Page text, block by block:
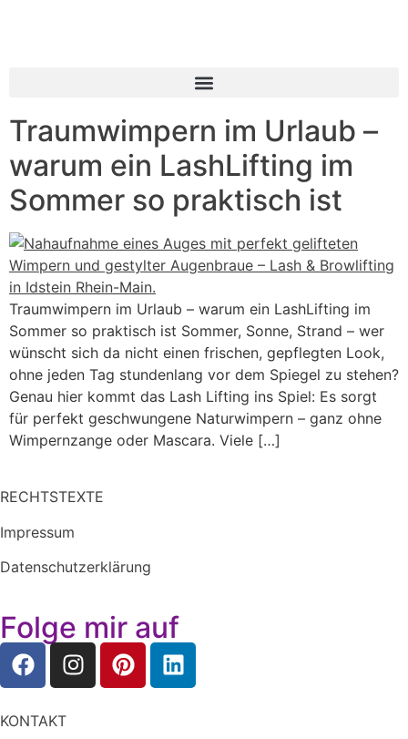
Traumwimpern im Urlaub –
warum ein LashLifting im
Sommer so praktisch ist
Traumwimpern im Urlaub – warum ein LashLifting im
Sommer so praktisch ist Sommer, Sonne, Strand – wer
wünscht sich da nicht einen frischen, gepflegten Look,
ohne jeden Tag stundenlang vor dem Spiegel zu stehen?
Genau hier kommt das Lash Lifting ins Spiel: Es sorgt
für perfekt geschwungene Naturwimpern – ganz ohne
Wimpernzange oder Mascara. Viele […]
RECHTSTEXTE
Impressum
Datenschutzerklärung
Folge mir auf
KONTAKT